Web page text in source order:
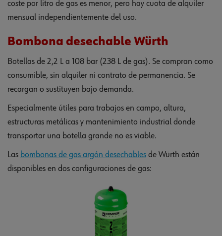
coste por litro de gas es menor, pero hay cuota de alquiler
mensual independientemente del uso.
Bombona desechable Würth
Botellas de 2,2 L a 108 bar (238 L de gas). Se compran como
consumible, sin alquiler ni contrato de permanencia. Se
recargan o sustituyen bajo demanda.
Especialmente útiles para trabajos en campo, altura,
estructuras metálicas y mantenimiento industrial donde
transportar una botella grande no es viable.
Las bombonas de gas argón desechables de Würth están
disponibles en dos configuraciones de gas: